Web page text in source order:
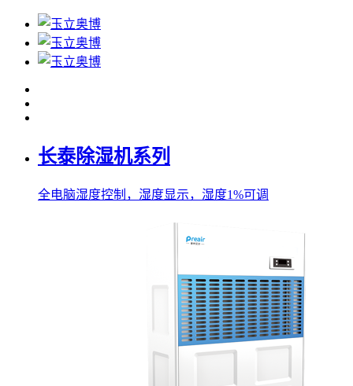
长泰除湿机系列
全电脑湿度控制，湿度显示，湿度1%可调